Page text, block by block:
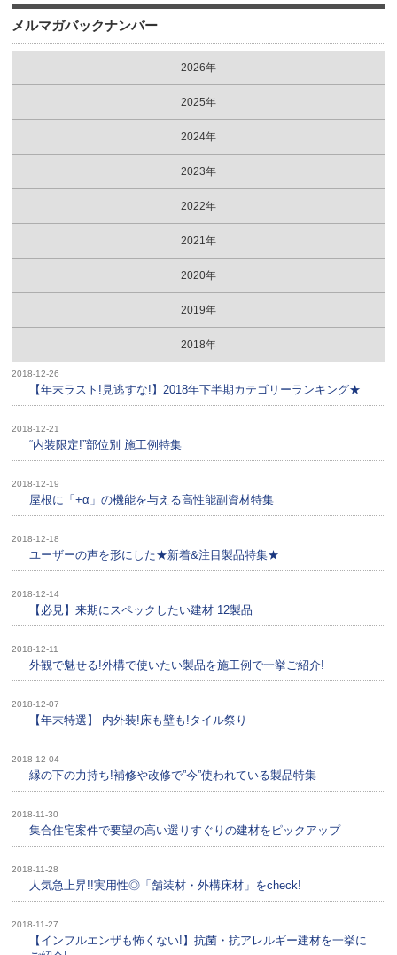
メルマガバックナンバー
2026年
2025年
2024年
2023年
2022年
2021年
2020年
2019年
2018年
2018-12-26
【年末ラスト!見逃すな!】2018年下半期カテゴリーランキング★
2018-12-21
“内装限定!”部位別 施工例特集
2018-12-19
屋根に「+α」の機能を与える高性能副資材特集
2018-12-18
ユーザーの声を形にした★新着&注目製品特集★
2018-12-14
【必見】来期にスペックしたい建材 12製品
2018-12-11
外観で魅せる!外構で使いたい製品を施工例で一挙ご紹介!
2018-12-07
【年末特選】 内外装!床も壁も!タイル祭り
2018-12-04
縁の下の力持ち!補修や改修で”今”使われている製品特集
2018-11-30
集合住宅案件で要望の高い選りすぐりの建材をピックアップ
2018-11-28
人気急上昇!!実用性◎「舗装材・外構床材」をcheck!
2018-11-27
【インフルエンザも怖くない!】抗菌・抗アレルギー建材を一挙に